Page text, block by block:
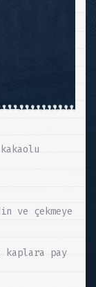
ve çekmeye
kaplara pay